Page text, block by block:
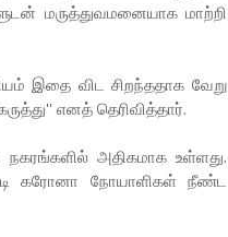
மருத்துவமனையாக மாற்றி
இதை விட சிறந்ததாக வேறு
எனத் தெரிவித்தார்.
அதிகமாக உள்ளது.
கரோனா நோயாளிகள் நீண்ட